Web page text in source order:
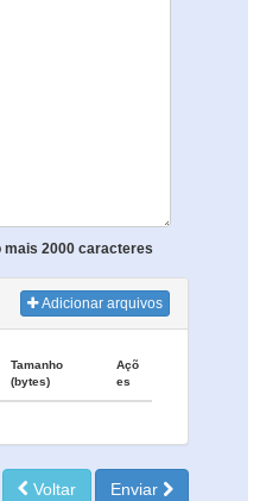
mais 2000 caracteres
Adicionar arquivos
Tamanho
(bytes)
Açõ
es
Voltar Enviar